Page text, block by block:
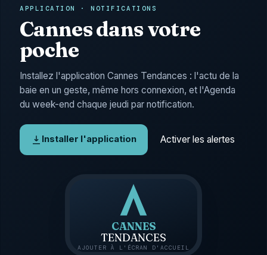
APPLICATION · NOTIFICATIONS
Cannes dans votre
poche
Installez l'application Cannes Tendances : l'actu de la
baie en un geste, même hors connexion, et l'Agenda
du week-end chaque jeudi par notification.
Installer l'application Activer les alertes
CANNES
TENDANCES
AJOUTER À L'ÉCRAN D'ACCUEIL